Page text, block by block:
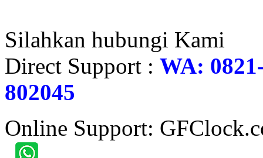
Silahkan hubungi Kami
Direct Support : WA:
802045
Online Support: